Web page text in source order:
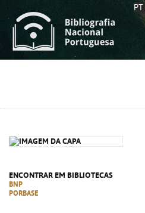
PT
ENCONTRAR EM BIBLIOTECAS
BNP
PORBASE